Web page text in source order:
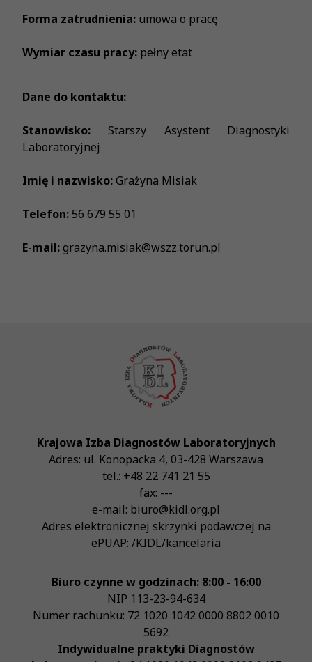
Forma zatrudnienia: umowa o pracę
Wymiar czasu pracy: pełny etat
Dane do kontaktu:
Stanowisko: Starszy Asystent Diagnostyki
Laboratoryjnej
Imię i nazwisko:Grażyna Misiak
Telefon:56 679 55 01
E-mail:grazyna.misiak@wszz.torun.pl
Krajowa Izba Diagnostów Laboratoryjnych
Adres: ul. Konopacka 4, 03-428 Warszawa
tel.: +48 22 741 21 55
fax: ---
e-mail: biuro@kidl.org.pl
Adres elektronicznej skrzynki podawczej na
ePUAP: /KIDL/kancelaria
Biuro czynne w godzinach: 8:00 - 16:00
NIP 113-23-94-634
Numer rachunku: 72 1020 1042 0000 8802 0010
5692
Indywidualne praktyki Diagnostów